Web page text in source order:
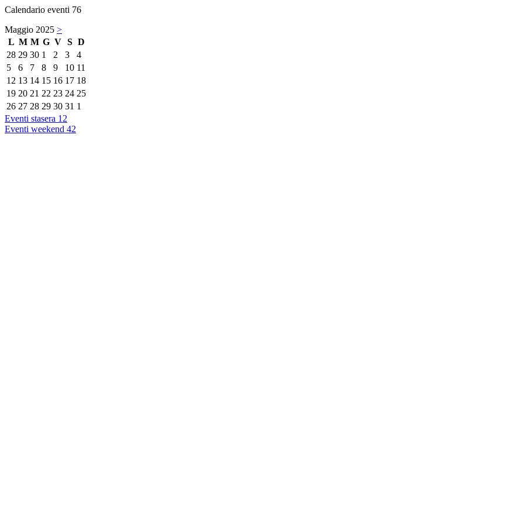
Calendario eventi 76
Maggio 2025 >
L M M G V S D
28 29 30 1 2 3
4
5
6 7 8 9 10 11
12 13 14 15 16 17 18
19 20 21 22 23 24 25
26 27 28 29 30 31 1
Eventi stasera 12
Eventi weekend 42